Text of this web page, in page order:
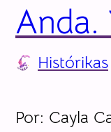
Anda.
Histórikas
Por: Cayla